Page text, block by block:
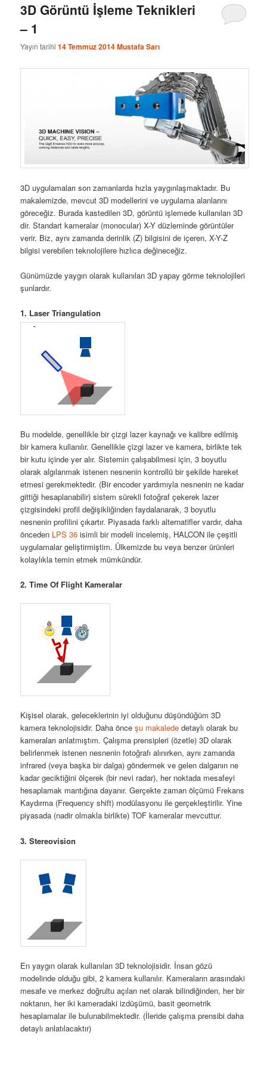
3D Görüntü İşleme Teknikleri
– 1
Yayın tarihi14 Temmuz 2014Mustafa Sarı
3D uygulamaları son zamanlarda hızla yaygınlaşmaktadır. Bu
makalemizde, mevcut 3D modellerini ve uygulama alanlarını
göreceğiz. Burada kastedilen 3D, görüntü işlemede kullanılan 3D
dir. Standart kameralar (monocular) X-Y düzleminde görüntüler
verir. Biz, aynı zamanda derinlik (Z) bilgisini de içeren, X-Y-Z
bilgisi verebilen teknolojilere hızlıca değineceğiz.
Günümüzde yaygın olarak kullanılan 3D yapay görme teknolojileri
şunlardır.
1. Laser Triangulation
Bu modelde, genellikle bir çizgi lazer kaynağı ve kalibre edilmiş
bir kamera kullanılır. Genellikle çizgi lazer ve kamera, birlikte tek
bir kutu içinde yer alır. Sistemin çalışabilmesi için, 3 boyutlu
olarak algılanmak istenen nesnenin kontrollü bir şekilde hareket
etmesi gerekmektedir. (Bir encoder yardımıyla nesnenin ne kadar
gittiği hesaplanabilir) sistem sürekli fotoğraf çekerek lazer
çizgisindeki profil değişikliğinden faydalanarak, 3 boyutlu
nesnenin profilini çıkartır. Piyasada farklı alternatifler vardır, daha
önceden LPS 36 isimli bir modeli incelemiş, HALCON ile çeşitli
uygulamalar geliştirmiştim. Ülkemizde bu veya benzer ürünleri
kolaylıkla temin etmek mümkündür.
2. Time Of Flight Kameralar
Kişisel olarak, geleceklerinin iyi olduğunu düşündüğüm 3D
kamera teknolojisidir. Daha önceşu makalede detaylı olarak bu
kameraları anlatmıştım. Çalışma prensipleri (özetle) 3D olarak
belirlenmek istenen nesnenin fotoğrafı alınırken, aynı zamanda
infrared (veya başka bir dalga) göndermek ve gelen dalganın ne
kadar geciktiğini ölçerek (bir nevi radar), her noktada mesafeyi
hesaplamak mantığına dayanır. Gerçekte zaman ölçümü Frekans
Kaydırma (Frequency shift) modülasyonu ile gerçekleştirilir. Yine
piyasada (nadir olmakla birlikte) TOF kameralar mevcuttur.
3. Stereovision
En yaygın olarak kullanılan 3D teknolojisidir. İnsan gözü
modelinde olduğu gibi, 2 kamera kullanılır. Kameraların arasındaki
mesafe ve merkez doğrultu açıları net olarak bilindiğinden, her bir
noktanın, her iki kameradaki izdüşümü, basit geometrik
hesaplamalar ile bulunabilmektedir. (İleride çalışma prensibi daha
detaylı anlatılacaktır)